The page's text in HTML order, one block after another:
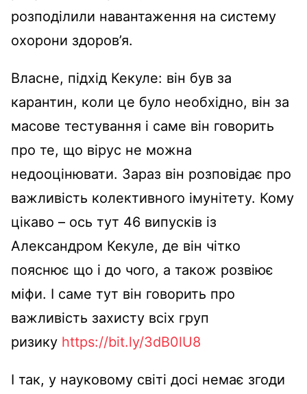
розподілили навантаження на систему
охорони здоров’я.
Власне, підхід Кекуле: він був за
карантин, коли це було необхідно, він за
масове тестування і саме він говорить
про те, що вірус не можна
недооцінювати. Зараз він розповідає про
важливість колективного імунітету. Кому
цікаво – ось тут 46 випусків із
Александром Кекуле, де він чітко
пояснює що і до чого, а також розвіює
міфи. І саме тут він говорить про
важливість захисту всіх груп
ризику https://bit.ly/3dB0lU8
І так, у науковому світі досі немає згоди